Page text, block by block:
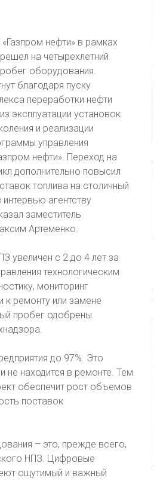
нефти» в рамках
на четырехлетний
оборудования.
благодаря пуску
переработки нефти
эксплуатации установок
и реализации
управления
нефти». Переход на
дополнительно повысил
топлива на столичный
агентству
заместитель
Артеменко.
увеличен с 2 до 4 лет за
технологическим
мониторинг
к ремонту или замене
пробег одобрены
до 97%. Это
не находится в ремонте. Тем
обеспечит рост объемов
поставок
– это, прежде всего,
НПЗ. Цифровые
ощутимый и важный